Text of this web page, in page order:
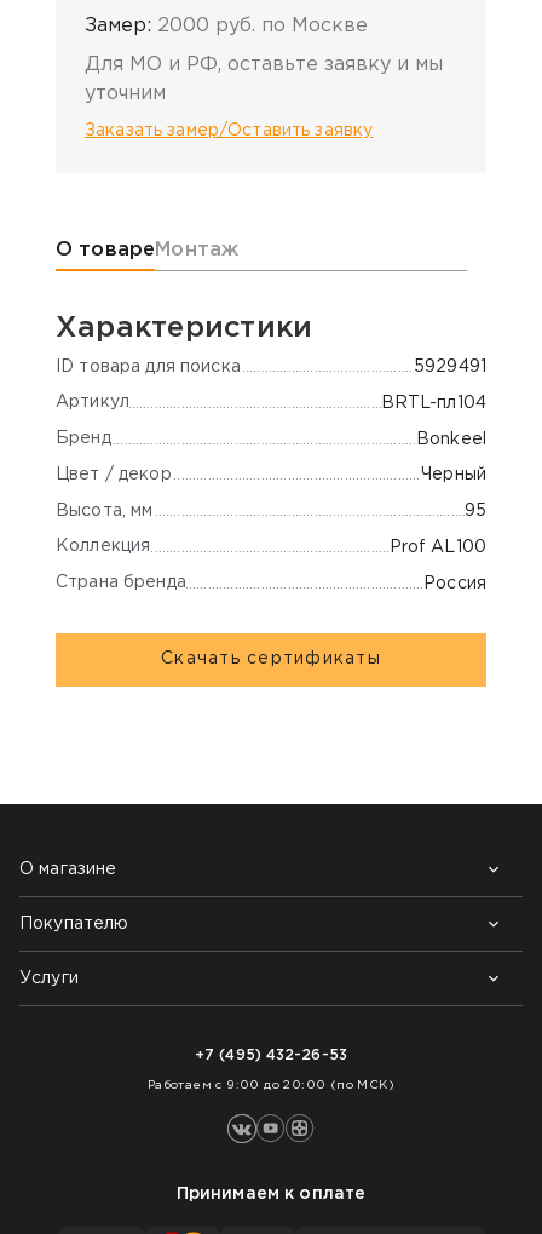
Замер: 2000 руб. по Москве
Для МО и РФ, оставьте заявку и мы
уточним
Заказать замер/Оставить заявку
Информация о товаре
О товаре Монтаж
Характеристики
ID товара для поиска 5929491
Артикул BRTL-пл104
Бренд Bonkeel
Цвет / декор Черный
Высота, мм 95
Коллекция Prof AL100
Страна бренда Россия
Скачать сертификаты
О магазине
Почему выбирают нас
Контакты
Блог
Покупателю
Возврат товара
Как заказать
Услуги
+7 (495) 432-26-53
Работаем с 9:00 до 20:00 (по МСК)
Принимаем к оплате